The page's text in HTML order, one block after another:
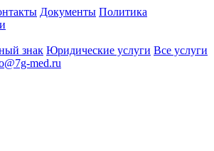
Документы Политика
знак Юридические услуги Все услуги
med.ru